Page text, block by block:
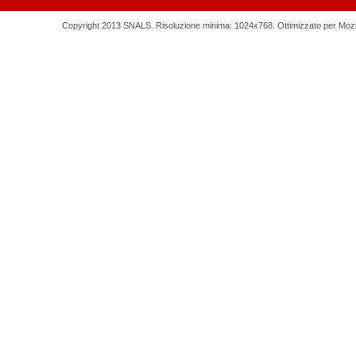
Copyright 2013 SNALS. Risoluzione minima: 1024x768. Ottimizzato per